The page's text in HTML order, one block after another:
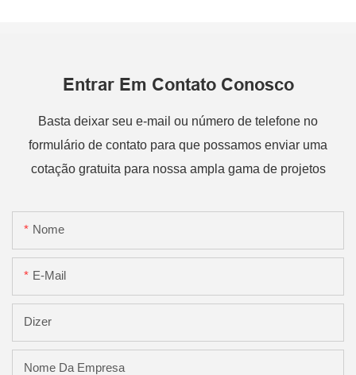
Entrar Em Contato Conosco
Basta deixar seu e-mail ou número de telefone no
formulário de contato para que possamos enviar uma
cotação gratuita para nossa ampla gama de projetos
Nome
E-Mail
Dizer
Nome Da Empresa